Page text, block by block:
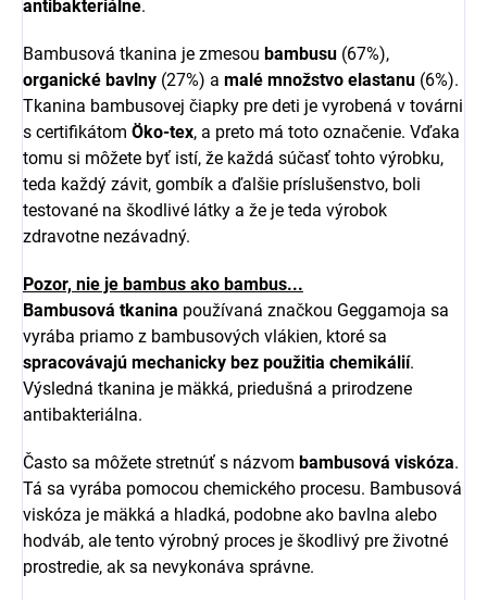
antibakteriálne.
Bambusová tkanina je zmesou bambusu (67%),
organické bavlny (27%) a malé množstvo elastanu (6%).
Tkanina bambusovej čiapky pre deti je vyrobená v továrni
s certifikátom Öko-tex, a preto má toto označenie. Vďaka
tomu si môžete byť istí, že každá súčasť tohto výrobku,
teda každý závit, gombík a ďalšie príslušenstvo, boli
testované na škodlivé látky a že je teda výrobok
zdravotne nezávadný.
Pozor, nie je bambus ako bambus...
Bambusová tkanina používaná značkou Geggamoja sa
vyrába priamo z bambusových vlákien, ktoré sa
spracovávajú mechanicky bez použitia chemikálií.
Výsledná tkanina je mäkká, priedušná a prirodzene
antibakteriálna.
Často sa môžete stretnúť s názvom bambusová viskóza.
Tá sa vyrába pomocou chemického procesu. Bambusová
viskóza je mäkká a hladká, podobne ako bavlna alebo
hodváb, ale tento výrobný proces je škodlivý pre životné
prostredie, ak sa nevykonáva správne.